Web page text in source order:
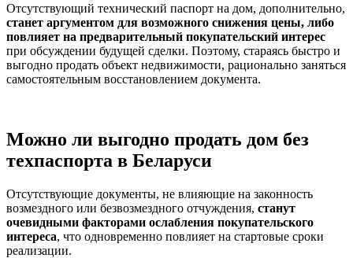
Отсутствующий технический паспорт на дом, дополнительно,
станет аргументом для возможного снижения цены, либо
повлияет на предварительный покупательский интерес
при обсуждении будущей сделки. Поэтому, стараясь быстро и
выгодно продать объект недвижимости, рационально заняться
самостоятельным восстановлением документа.
Можно ли выгодно продать дом без
техпаспорта в Беларуси
Отсутствующие документы, не влияющие на законность
возмездного или безвозмездного отчуждения, станут
очевидными факторами ослабления покупательского
интереса, что одновременно повлияет на стартовые сроки
реализации.